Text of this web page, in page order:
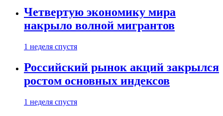
Четвертую экономику мира
накрыло волной мигрантов
1 неделя спустя
Российский рынок акций закрылся
ростом основных индексов
1 неделя спустя